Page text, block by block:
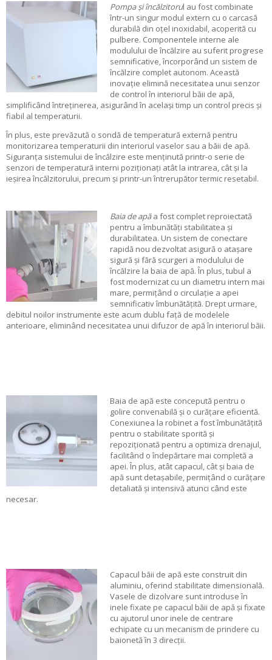
Pompa și încălzitorul au fost combinate
într-un singur modul extern cu o carcasă
durabilă din oțel inoxidabil, acoperită cu
pulbere. Componentele interne ale
modulului de încălzire au suferit progrese
semnificative, încorporând un sistem de
încălzire complet autonom. Această
inovație elimină necesitatea unui senzor
de control în interiorul băii de apă,
simplificând întreținerea, asigurând în același timp un control precis și
fiabil al temperaturii.
În plus, este prevăzută o sondă de temperatură externă pentru
monitorizarea temperaturii din interiorul vaselor sau a băii de apă.
Siguranța sistemului de încălzire este menținută printr-o serie de
senzori de temperatură interni poziționați atât la intrarea, cât și la
ieșirea încălzitorului, precum și printr-un întrerupător termic resetabil.
Baia de apăa fost complet reproiectată
pentru a îmbunătăți stabilitatea și
durabilitatea. Un sistem de conectare
rapidă nou dezvoltat asigură o atașare
sigură și fără scurgeri a modulului de
încălzire la baia de apă. În plus, tubul a
fost modernizat cu un diametru intern mai
mare, permițând o circulație a apei
semnificativ îmbunătățită. Drept urmare,
debitul noilor instrumente este acum dublu față de modelele
anterioare, eliminând necesitatea unui difuzor de apă în interiorul băii.
Baia de apă este concepută pentru o
golire convenabilă și o curățare eficientă.
Conexiunea la robinet a fost îmbunătățită
pentru o stabilitate sporită și
repoziționată pentru a optimiza drenajul,
facilitând o îndepărtare mai completă a
apei. În plus, atât capacul, cât și baia de
apă sunt detașabile, permițând o curățare
detaliată și intensivă atunci când este
necesar.
Capacul băii de apă este construit din
aluminiu, oferind stabilitate dimensională.
Vasele de dizolvare sunt introduse în
inele fixate pe capacul băii de apă și fixate
cu ajutorul unor inele de centrare
echipate cu un mecanism de prindere cu
baionetă în 3 direcții.